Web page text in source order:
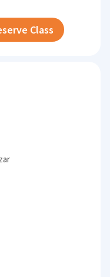
Class